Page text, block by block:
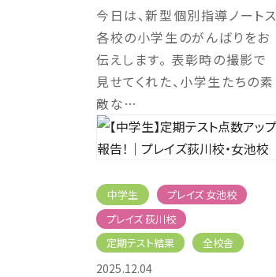
今日は、新型個別指導ノートス
各校の小学生のがんばりをお
伝えします。 表彰時の撮影で
見せてくれた、小学生たちの素
敵な…
中学生
プレイズ 女池校
プレイズ 荻川校
定期テスト結果
全校舎
2025.12.04